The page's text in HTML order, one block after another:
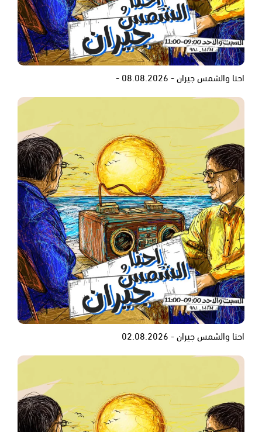
احنا والشمس جيران - 08.08.2026 -
احنا والشمس جيران - 02.08.2026